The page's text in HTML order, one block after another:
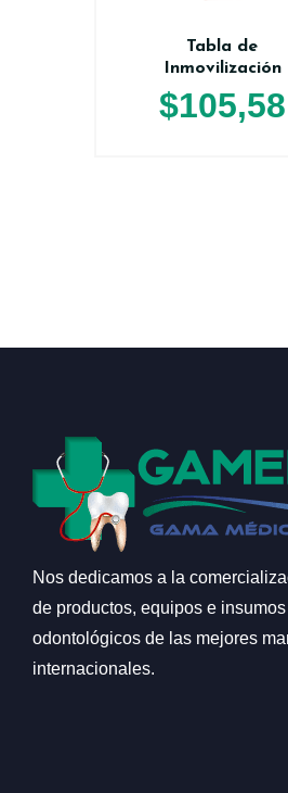
Tabla de
Inmovilización
$105,58
Nos dedicamos a la
de productos, equipos e
odontológicos de las mejores
internacionales.